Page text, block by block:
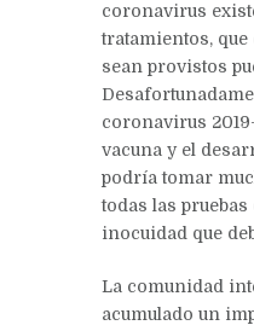
coronavirus
tratamientos,
sean provistos
coronavirus
vacuna y el
podría tomar
todas las pruebas
inocuidad que
La comunidad
acumulado un